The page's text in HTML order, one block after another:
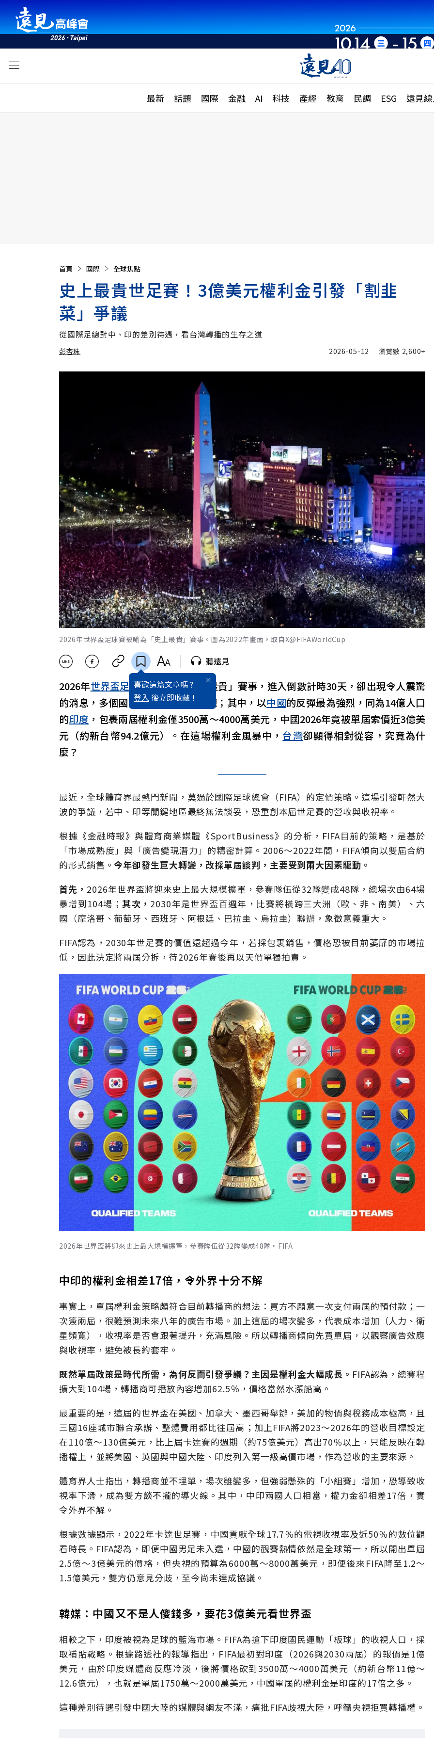
最新 話題 國際 金融 AI 科技 產經 教育 民調 ESG 遠見
活動
話題
國際
特輯
大學升學、職涯攻略
縣市施政調查全解析
首頁 國際 全球焦點
史上最貴世足賽！3億美元權利金引發「割韭
菜」爭議
從國際足總對中、印的差別待遇，看台灣轉播的生存之道
彭杏珠 2026-05-12 瀏覽數 2,600+
2026年世界盃足球賽被喻為「史上最貴」賽事。圖為2022年畫面。取自X@FIFAWorldCup
喜歡這篇文章嗎 ?
登入 後立即收藏 !
聽遠見
2026年世界盃足球賽被喻為「史上最貴」賽事，進入倒數計時30天，卻出現令人震驚
的消息，多個國家的權利金仍未談攏；其中，以中國的反彈最為強烈，同為14億人口
的印度 ，包裹兩屆權利金僅3500萬〜4000萬美元，中國2026年竟被單屆索價近3億美
元（約新台幣94.2億元）。在這場權利金風暴中， 台灣卻顯得相對從容，究竟為什
麼？
最近，全球體育界最熱門新聞，莫過於國際足球總會（FIFA）的定價策略。這場引發軒然大
波的爭議，若中、印等關鍵地區最終無法談妥，恐重創本屆世足賽的營收與收視率。
根據《金融時報》與體育商業媒體《SportBusiness》的分析，FIFA目前的策略，是基於
「市場成熟度」與「廣告變現潛力」的精密計算。2006〜2022年間，FIFA傾向以雙屆合約
的形式銷售。今年卻發生巨大轉變，改採單屆談判，主要受到兩大因素驅動。
首先， 2026年世界盃將迎來史上最大規模擴軍，參賽隊伍從32隊變成48隊，總場次由64場
暴增到104場； 其次， 2030年是世界盃百週年，比賽將橫跨三大洲（歐、非、南美）、六
國（摩洛哥、葡萄牙、西班牙、阿根廷、巴拉圭、烏拉圭）聯辦，象徵意義重大。
FIFA認為，2030年世足賽的價值遠超過今年，若採包裹銷售，價格恐被目前萎靡的市場拉
低，因此決定將兩屆分拆，待2026年賽後再以天價單獨拍賣。
2026年世界盃將迎來史上最大規模擴軍，參賽隊伍從32隊變成48隊。FIFA
中印的權利金相差17倍，令外界十分不解
事實上，單屆權利金策略頗符合目前轉播商的想法：買方不願意一次支付兩屆的預付款；一
次簽兩屆，很難預測未來八年的廣告市場。加上這屆的場次變多，代表成本增加（人力、衛
星頻寬），收視率是否會跟著提升，充滿風險。所以轉播商傾向先買單屆，以觀察廣告效應
與收視率，避免被長約套牢。
既然單屆政策是時代所需，為何反而引發爭議？主因是權利金大幅成長。 FIFA認為，總賽程
擴大到104場，轉播商可播放內容增加62.5％，價格當然水漲船高。
最重要的是，這屆的世界盃在美國、加拿大、墨西哥舉辦，美加的物價與稅務成本極高，且
三國16座城市聯合承辦、整體費用都比往屆高；加上FIFA將2023〜2026年的營收目標設定
在110億〜130億美元，比上屆卡達賽的週期（約75億美元）高出70％以上，只能反映在轉
播權上，並將美國、英國與中國大陸、印度列入第一級高價市場，作為營收的主要來源。
體育界人士指出，轉播商並不埋單，場次雖變多，但強弱懸殊的「小組賽」增加，恐導致收
視率下滑，成為雙方談不攏的導火線。其中，中印兩國人口相當，權力金卻相差17倍，實
令外界不解。
根據數據顯示，2022年卡達世足賽，中國貢獻全球17.7％的電視收視率及近50％的數位觀
看時長。FIFA認為，即便中國男足未入選，中國的觀賽熱情依然是全球第一，所以開出單屆
2.5億〜3億美元的價格，但央視的預算為6000萬〜8000萬美元，即便後來FIFA降至1.2〜
1.5億美元，雙方仍意見分歧，至今尚未達成協議。
韓媒：中國又不是人傻錢多，要花3億美元看世界盃
相較之下，印度被視為足球的藍海市場。FIFA為搶下印度國民運動「板球」的收視人口，採
取補貼戰略。根據路透社的報導指出，FIFA最初對印度（2026與2030兩屆）的報價是1億
美元，由於印度媒體商反應冷淡，後將價格砍到3500萬〜4000萬美元（約新台幣11億〜
12.6億元），也就是單屆1750萬〜2000萬美元，中國單屆的權利金是印度的17倍之多。
這種差別待遇引發中國大陸的媒體與網友不滿，痛批FIFA歧視大陸，呼籲央視拒買轉播權。